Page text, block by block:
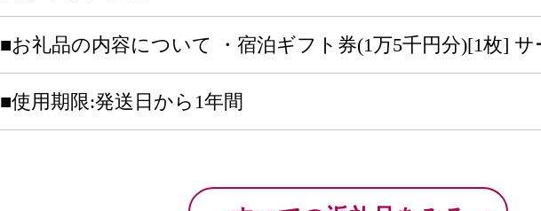
■お礼品の内容について ・宿泊ギフト券(1万5千円分)[1枚]
■使用期限:発送日から1年間